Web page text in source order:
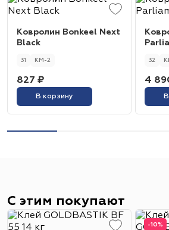
Ковролин Bonkeel Next
Black
31 КМ-2
827 ₽
В корзину
32
4
С этим покупают
-10%